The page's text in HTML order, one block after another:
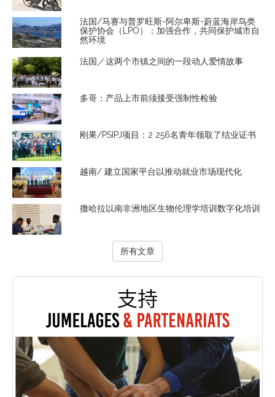
法国/马赛与普罗旺斯-阿尔卑斯-蔚蓝海岸鸟类
保护协会（LPO）：加强合作，共同保护城市自
然环境
法国／这两个市镇之间的一段动人爱情故事
多哥：产品上市前须接受强制性检验
刚果/PSIPJ项目：2 256名青年领取了结业证书
越南/ 建立国家平台以推动就业市场现代化
撒哈拉以南非洲地区生物伦理学培训数字化培训
所有文章